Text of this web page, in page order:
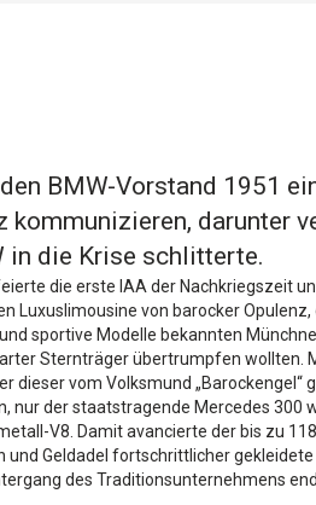
BMW-Vorstand 1951
darunter
in die Krise schlitterte.
die erste IAA der Nachkriegszeit
Luxuslimousine von barocker
sportive Modelle bekannten
Sternträger übertrumpfen wollten.
vom Volksmund „Barockengel“
nur der staatstragende Mercedes 300
V8. Damit avancierte der bis zu
Geldadel fortschrittlicher
des Traditionsunternehmens